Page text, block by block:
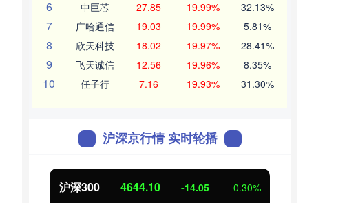
6 中巨芯 27.85 19.99% 32.13%
7 广哈通信 19.03 19.99% 5.81%
8 欣天科技 18.02 19.97% 28.41%
9 飞天诚信 12.56 19.96% 8.35%
10 任子行 7.16 19.93% 31.30%
沪深京行情 实时轮播
北证50 1118.79 -0.67 -0.06%